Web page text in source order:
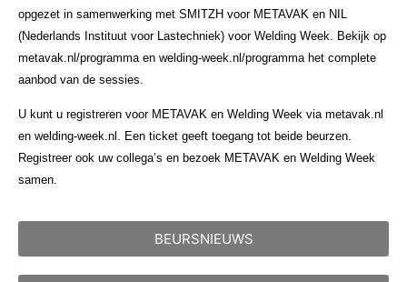
opgezet in samenwerking met SMITZH voor METAVAK en NIL
(Nederlands Instituut voor Lastechniek) voor Welding Week. Bekijk op
metavak.nl/programma en welding-week.nl/programma het complete
aanbod van de sessies.
U kunt u registreren voor METAVAK en Welding Week via metavak.nl
en welding-week.nl. Een ticket geeft toegang tot beide beurzen.
Registreer ook uw collega’s en bezoek METAVAK en Welding Week
samen.
BEURSNIEUWS